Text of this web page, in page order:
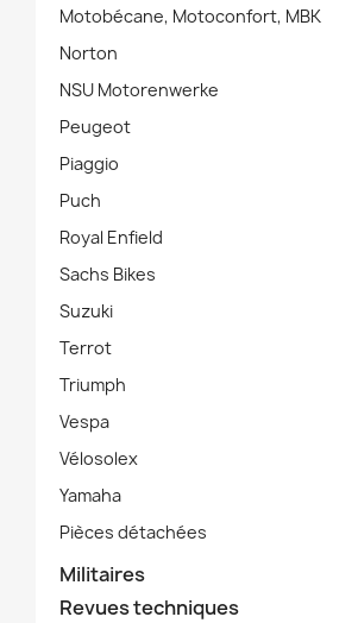
Motobécane, Motoconfort, MBK
Norton
NSU Motorenwerke
Peugeot
Piaggio
Puch
Royal Enfield
Sachs Bikes
Suzuki
Terrot
Triumph
Vespa
Vélosolex
Yamaha
Pièces détachées
Militaires
Revues techniques